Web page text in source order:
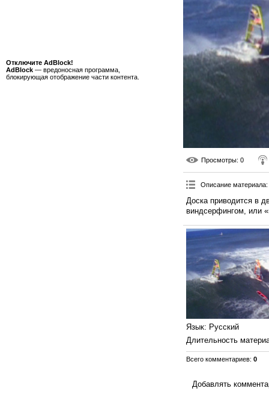
Отключите AdBlock!
AdBlock — вредоносная программа,
блокирующая отображение части контента.
Просмотры: 0
Описание материала:
Доска приводится в
виндсерфингом, или
Язык: Русский
Длительность
Всего комментариев: 0
Добавлять